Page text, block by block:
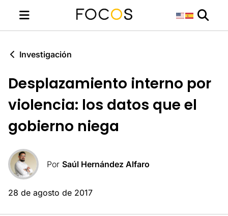
Investigación
Desplazamiento interno por
violencia: los datos que el
gobierno niega
Por Saúl Hernández Alfaro
28 de agosto de 2017